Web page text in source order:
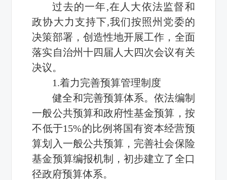
过去的一年,在人大依法监督和
政协大力支持下,我们按照州党委的
决策部署，创造性地开展工作，全面
落实自治州十四届人大四次会议有关
决议。
1.着力完善预算管理制度
健全和完善预算体系。依法编制
一般公共预算和政府性基金预算，按
不低于15%的比例将国有资本经营预
算划入一般公共预算，完善社会保险
基金预算编报机制，初步建立了全口
径政府预算体系。